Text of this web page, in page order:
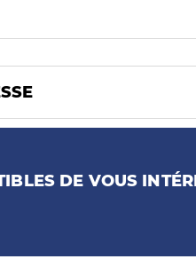
DE VOUS